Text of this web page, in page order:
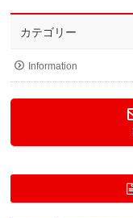
カテゴリー
Information